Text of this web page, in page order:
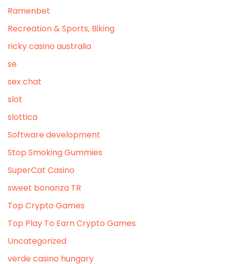
Ramenbet
Recreation & Sports, Biking
ricky casino australia
se
sex chat
slot
slottica
Software development
Stop Smoking Gummies
SuperCat Casino
sweet bonanza TR
Top Crypto Games
Top Play To Earn Crypto Games
Uncategorized
verde casino hungary